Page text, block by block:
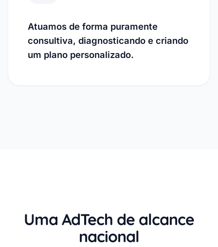
Atuamos de forma puramente
consultiva, diagnosticando e criando
um plano personalizado.
Uma AdTech de alcance
nacional